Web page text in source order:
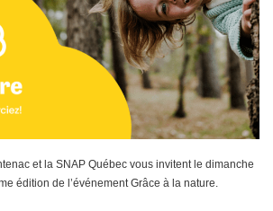
et la SNAP Québec vous invitent le dimanche
édition de l’événement Grâce à la nature.